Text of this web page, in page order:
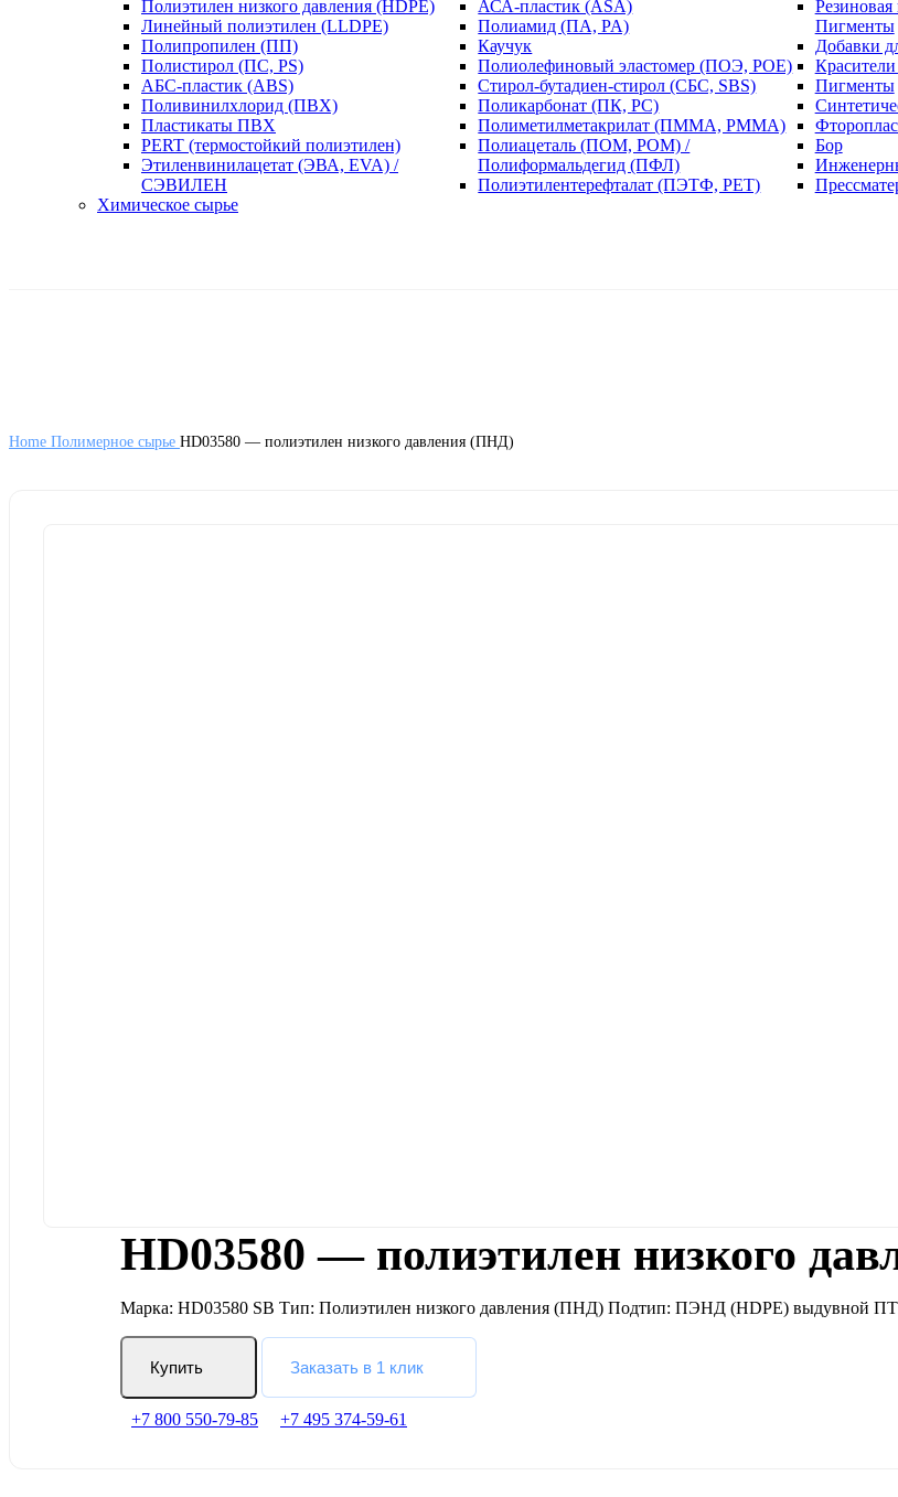
Полиэтилен низкого давления (HDPE)
Линейный полиэтилен (LLDPE)
Полипропилен (ПП)
Полистирол (ПС, PS)
АБС-пластик (ABS)
Поливинилхлорид (ПВХ)
Пластикаты ПВХ
PERT (термостойкий полиэтилен)
Этиленвинилацетат (ЭВА, EVA) /
СЭВИЛЕН
АСА-пластик (ASA)
Полиамид (ПА, PA)
Каучук
Полиолефиновый эластомер (ПОЭ, POE)
Стирол-бутадиен-стирол (СБС, SBS)
Поликарбонат (ПК, PC)
Полиметилметакрилат (ПММА, PMMA)
Полиацеталь (ПОМ, POM) /
Полиформальдегид (ПФЛ)
Полиэтилентерефталат (ПЭТФ, PET)
Пигменты
Добавки
Пигменты
Бор
Химическое сырье
Home Полимерное сырье HD03580 — полиэтилен низкого давления (ПНД)
HD03580 — полиэтилен низкого
Марка: HD03580 SB Тип: Полиэтилен низкого давления (ПНД) Подтип: ПЭНД (НDPE) выдувной
Купить Заказать в 1 клик
+7 800 550-79-85 +7 495 374-59-61